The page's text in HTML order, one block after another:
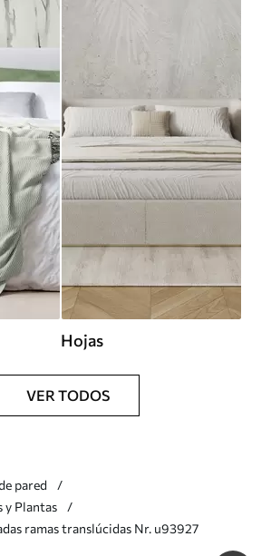
Hojas
VER TODOS
pared
y Plantas
ramas translúcidas Nr. u93927